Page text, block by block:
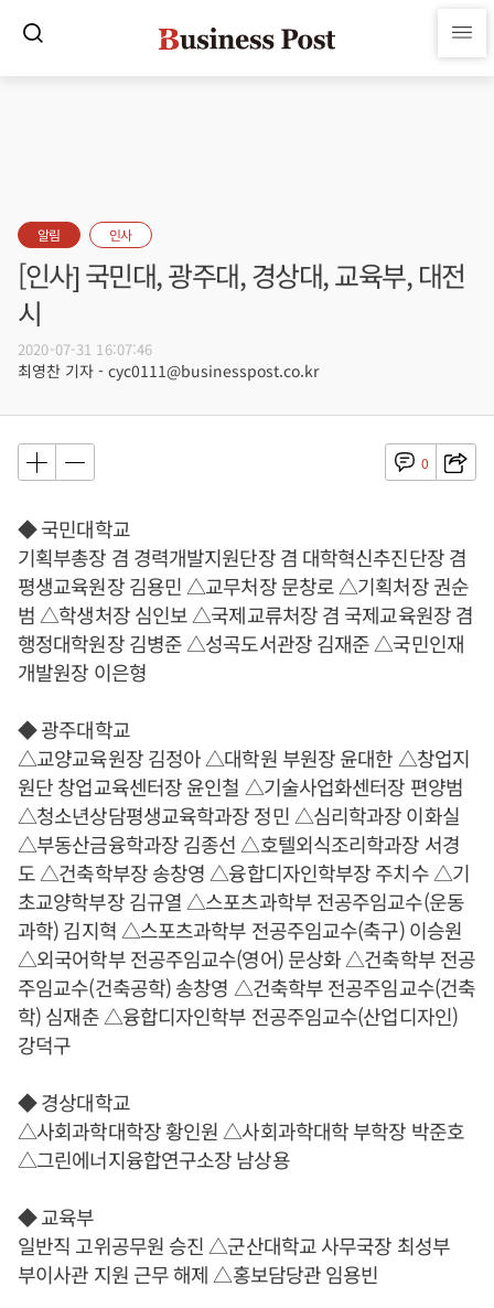
알림 인사
[인사] 국민대, 광주대, 경상대, 교육부, 대전
시
2020-07-31 16:07:46
최영찬 기자 - cyc0111@businesspost.co.kr
0
◆ 국민대학교
기획부총장 겸 경력개발지원단장 겸 대학혁신추진단장 겸
평생교육원장 김용민 △교무처장 문창로 △기획처장 권순
범 △학생처장 심인보 △국제교류처장 겸 국제교육원장 겸
행정대학원장 김병준 △성곡도서관장 김재준 △국민인재
개발원장 이은형
◆ 광주대학교
△교양교육원장 김정아 △대학원 부원장 윤대한 △창업지
원단 창업교육센터장 윤인철 △기술사업화센터장 편양범
△청소년상담평생교육학과장 정민 △심리학과장 이화실
△부동산금융학과장 김종선 △호텔외식조리학과장 서경
도 △건축학부장 송창영 △융합디자인학부장 주치수 △기
초교양학부장 김규열 △스포츠과학부 전공주임교수(운동
과학) 김지혁 △스포츠과학부 전공주임교수(축구) 이승원
△외국어학부 전공주임교수(영어) 문상화 △건축학부 전공
주임교수(건축공학) 송창영 △건축학부 전공주임교수(건축
학) 심재춘 △융합디자인학부 전공주임교수(산업디자인)
강덕구
◆ 경상대학교
△사회과학대학장 황인원 △사회과학대학 부학장 박준호
△그린에너지융합연구소장 남상용
◆ 교육부
일반직 고위공무원 승진 △군산대학교 사무국장 최성부
부이사관 지원 근무 해제 △홍보담당관 임용빈